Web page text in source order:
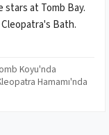
at Tomb Bay.
Bath.
Koyu'nda
Hamamı'nda